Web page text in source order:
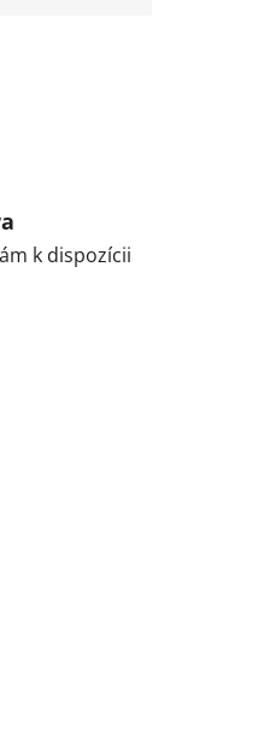
k dispozícii